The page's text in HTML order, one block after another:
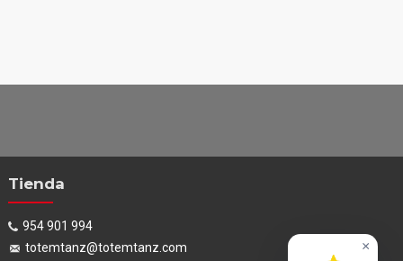
Tienda
954 901 994
totemtanz@totemtanz.com
×